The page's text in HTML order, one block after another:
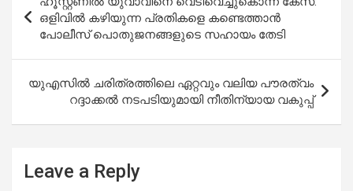
navigation
ഒളിവിൽ കഴിയുന്ന പ്രതികളെ കണ്ടെത്താൻ
പോലീസ് പൊതുജനങ്ങളുടെ സഹായം തേടി
യുഎസിൽ ചരിത്രത്തിലെ ഏറ്റവും വലിയ പൗരത്വം
റദ്ദാക്കൽ നടപടിയുമായി നീതിന്യായ വകുപ്പ്
Leave a Reply